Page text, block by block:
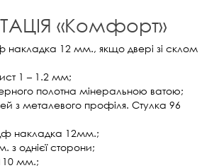
«Комфорт»
накладка 12 мм., якщо двері зі склом
1 – 1.2 мм;
полотна мінеральною ватою;
з металевого профіля. Стулка 96
накладка 12мм.;
з однієї сторони;
мм.;